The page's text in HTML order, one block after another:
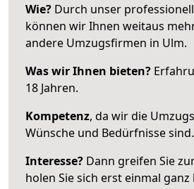
Wie? Durch unser
können wir Ihnen weitaus
andere Umzugsfirmen in Ulm.
Was wir Ihnen bieten?
18 Jahren.
Kompetenz, da wir die
Wünsche und Bedürfnisse sind.
Interesse? Dann greifen Sie
holen Sie sich erst einmal ganz